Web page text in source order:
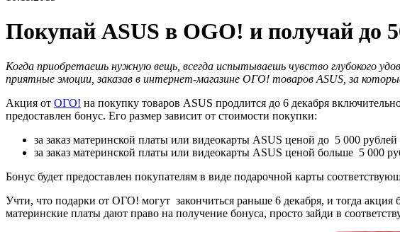
Покупай ASUS в OGO! и получай до
Когда приобретаешь нужную вещь, всегда испытываешь чувство глубокого
приятные эмоции, заказав в интернет-магазине ОГО! товаров ASUS, за
Акция от ОГО! на покупку товаров ASUS продлится до 6 декабря
предоставлен бонус. Его размер зависит от стоимости покупки:
за заказ материнской платы или видеокарты ASUS ценой до 5 000
за заказ материнской платы или видеокарты ASUS ценой больше 5 000
Бонус будет предоставлен покупателям в виде подарочной карты
Учти, что подарки от ОГО! могут закончиться раньше 6 декабря, и тогда
материнские платы дают право на получение бонуса, просто зайди в